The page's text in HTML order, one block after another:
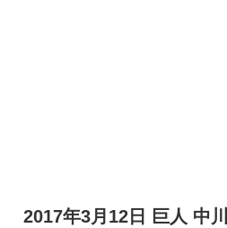
2017年3月12日 巨人 中